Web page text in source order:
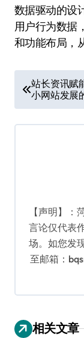
数据驱动的设
用户行为数据
和功能布局，
章
导
站长资讯赋
小网站发展
【声明】
言论仅代表
场。如您发
至邮箱：
相关文章